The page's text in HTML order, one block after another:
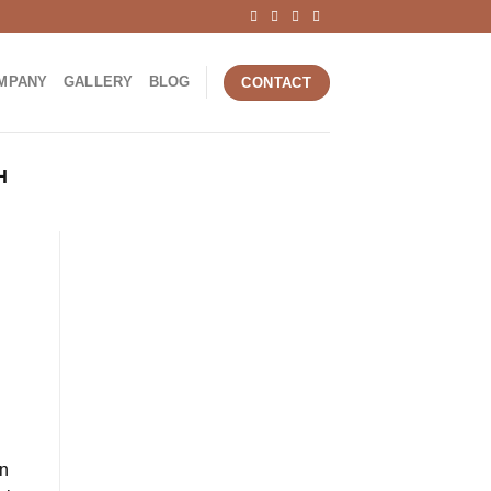
GALLERY BLOG CONTACT